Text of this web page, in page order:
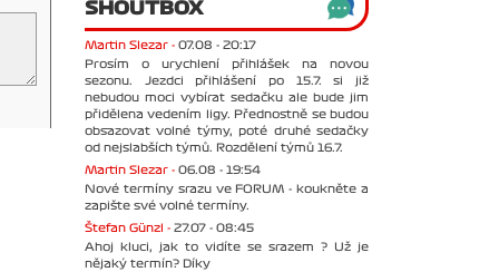
SHOUTBOX
Martin Slezar - 07.08 - 20:17
Prosím o urychlení přihlášek na novou
sezonu. Jezdci přihlášení po 15.7. si již
nebudou moci vybírat sedačku ale bude jim
přidělena vedením ligy. Přednostně se budou
obsazovat volné týmy, poté druhé sedačky
od nejslabších týmů. Rozdělení týmů 16.7.
Martin Slezar - 06.08 - 19:54
Nové termíny srazu ve FORUM - koukněte a
zapište své volné termíny.
Štefan Günzl - 27.07 - 08:45
Ahoj kluci, jak to vidíte se srazem ? Už je
nějaký termín? Díky